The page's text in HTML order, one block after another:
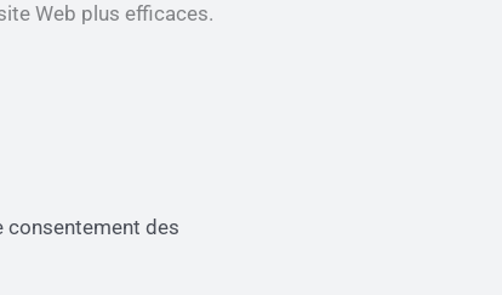
Web plus efficaces.
consentement des